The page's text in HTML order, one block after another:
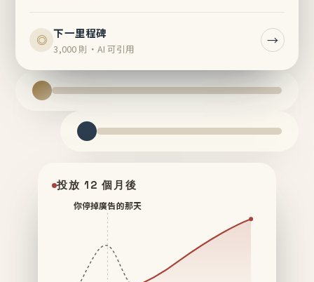
◎ 下一里程碑
3,000 則・AI 可引用
→
投放 12 個月後
你停掉廣告的那天